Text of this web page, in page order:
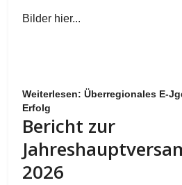
Bilder hier...
Weiterlesen: Überregionales E-
Erfolg
Bericht zur
2026